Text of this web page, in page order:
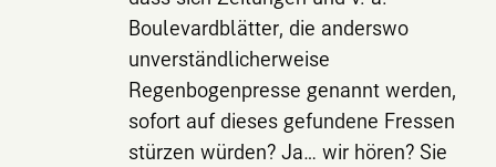
Boulevardblätter, die anderswo
unverständlicherweise
Regenbogenpresse genannt werden,
sofort auf dieses gefundene Fressen
stürzen würden? Ja… wir hören? Sie